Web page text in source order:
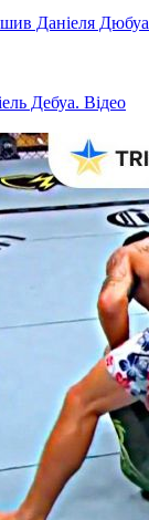
Дебуа. Відео